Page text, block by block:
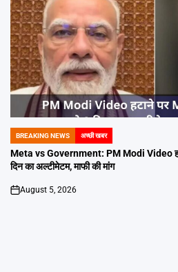
POSTED
IN
BREAKING NEWS अच्छी खबर
Meta vs Government: PM Modi Video
दिन का अल्टीमेटम, माफी की मांग
on
August 5, 2026